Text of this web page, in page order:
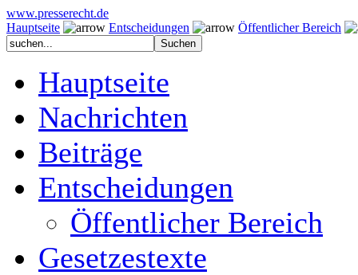
www.presserecht.de
Hauptseite
Entscheidungen Öffentlicher Bereich
Hauptseite
Nachrichten
Beiträge
Entscheidungen
Öffentlicher Bereich
Gesetzestexte